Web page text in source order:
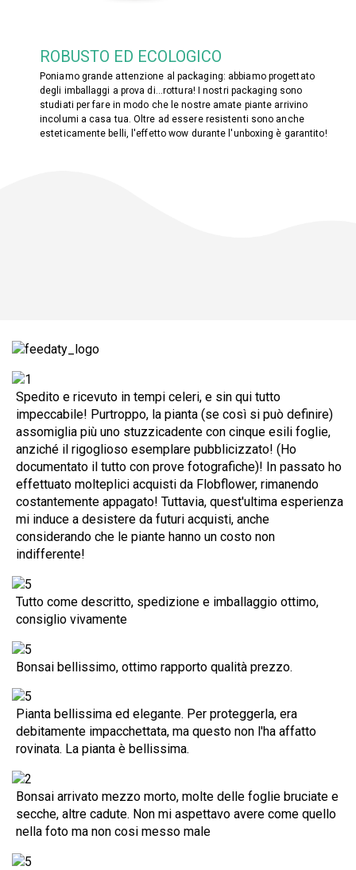
ROBUSTO ED ECOLOGICO
Poniamo grande attenzione al packaging: abbiamo progettato
degli imballaggi a prova di...rottura! I nostri packaging sono
studiati per fare in modo che le nostre amate piante arrivino
incolumi a casa tua. Oltre ad essere resistenti sono anche
esteticamente belli, l'effetto wow durante l'unboxing è garantito!
Spedito e ricevuto in tempi celeri, e sin qui tutto
impeccabile! Purtroppo, la pianta (se così si può definire)
assomiglia più uno stuzzicadente con cinque esili foglie,
anziché il rigoglioso esemplare pubblicizzato! (Ho
documentato il tutto con prove fotografiche)! In passato ho
effettuato molteplici acquisti da Flobflower, rimanendo
costantemente appagato! Tuttavia, quest'ultima esperienza
mi induce a desistere da futuri acquisti, anche
considerando che le piante hanno un costo non
indifferente!
Tutto come descritto, spedizione e imballaggio ottimo,
consiglio vivamente
Bonsai bellissimo, ottimo rapporto qualità prezzo.
Pianta bellissima ed elegante. Per proteggerla, era
debitamente impacchettata, ma questo non l'ha affatto
rovinata. La pianta è bellissima.
Bonsai arrivato mezzo morto, molte delle foglie bruciate e
secche, altre cadute. Non mi aspettavo avere come quello
nella foto ma non cosi messo male